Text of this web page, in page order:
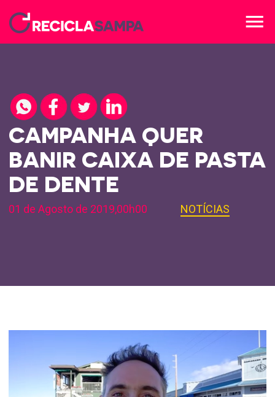
menu
CAMPANHA QUER
BANIR CAIXA DE PASTA
DE DENTE
01 de Agosto de 2019,00h00 NOTÍCIAS